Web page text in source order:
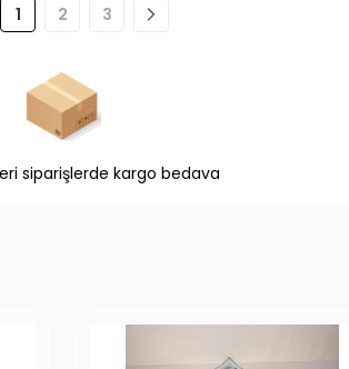
1 2 3
siparişlerde kargo bedava